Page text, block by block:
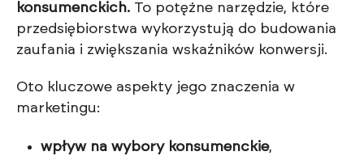
konsumenckich. To potężne narzędzie, które
przedsiębiorstwa wykorzystują do budowania
zaufania i zwiększania wskaźników konwersji.
Oto kluczowe aspekty jego znaczenia w
marketingu:
wpływ na wybory konsumenckie,